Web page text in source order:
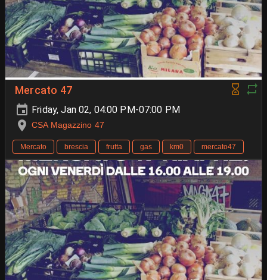
Mercato 47
Friday, Jan 02, 04:00 PM-07:00 PM
CSA Magazzino 47
Mercato brescia frutta gas km0 mercato47